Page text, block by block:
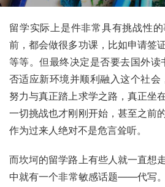
留学实际上是件非常具有挑战性
前，都会做很多功课，比如申请签
等等。但最终决定是否要去国外
否适应新环境并顺利融入这个社
努力与真正踏上求学之路，真正坐
一切挑战也才刚刚开始，甚至之前
作为过来人绝对不是危言耸听。
而坎坷的留学路上有些人就一直想
中就有一个非常敏感话题——代写